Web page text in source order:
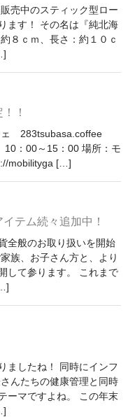
売中のスティック型ロー
ます！ その名は『純北海
８ｃｍ、長さ：約１０ｃ
！
ェ 283tsubasa.coffee
：00～15：00 場所：モ
mobilityga […]
テム続々追加中！
全般のお取り扱いを開始
族、お子さん方と、より
して参ります。 これまで
ましたね！ 同時にインフ
んたちの健康管理と同時
ーマですよね。 この年末